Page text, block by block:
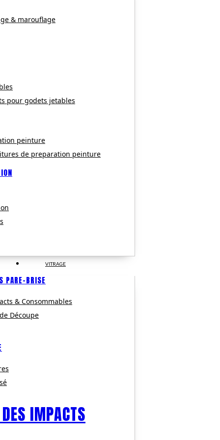
& marouflage
pour godets jetables
peinture
de preparation peinture
VITRAGE
PARE-BRISE
& Consommables
Découpe
IMPACTS